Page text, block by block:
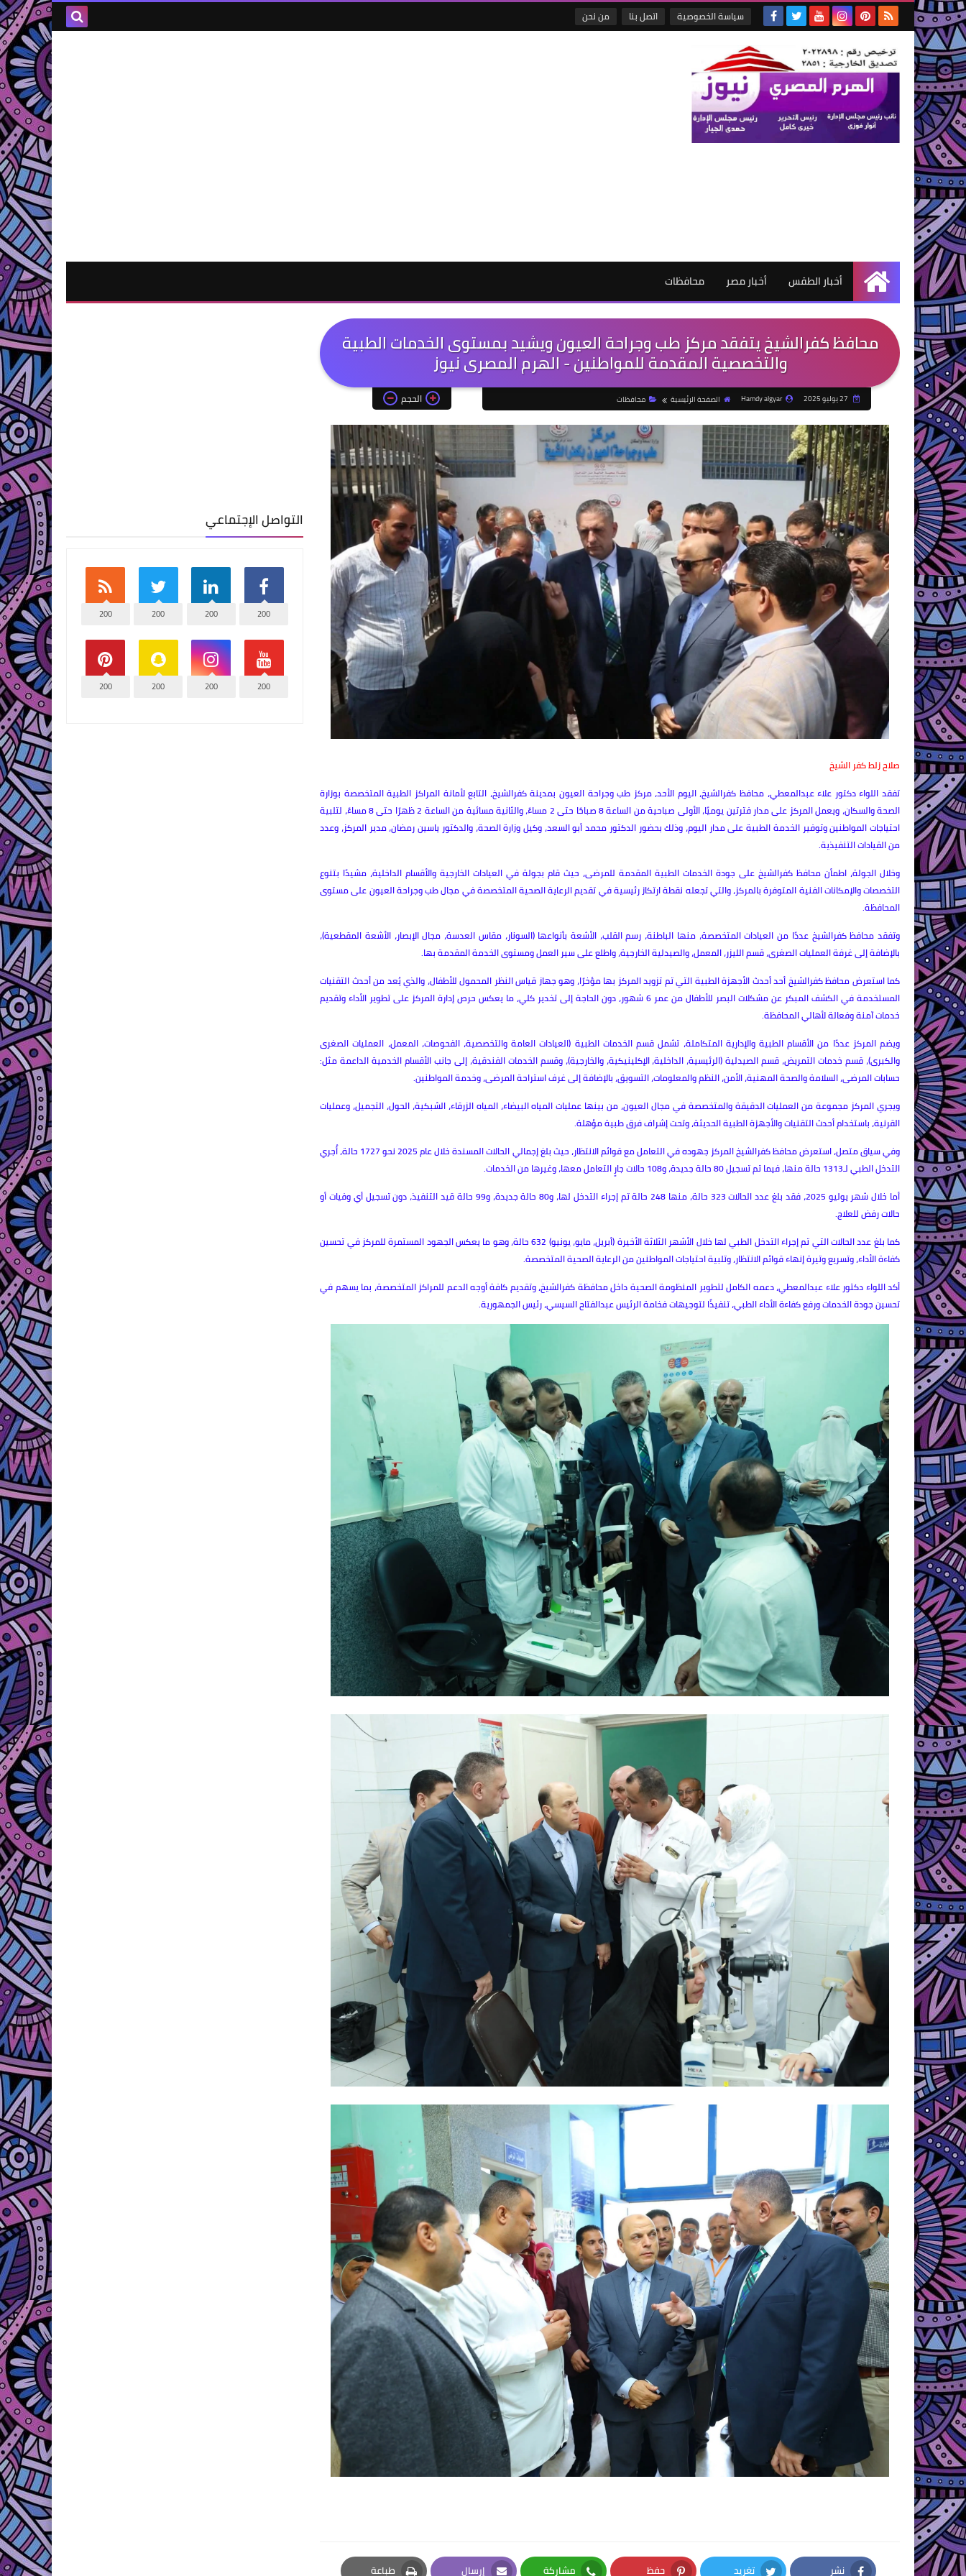
سياسة الخصوصية اتصل بنا من نحن
الرئيسية
أخبار الطقس أخبار مصر محافظات
محافظ كفرالشيخ يتفقد مركز طب وجراحة العيون ويشيد بمستوى الخدمات الطبية
والتخصصية المقدمة للمواطنين - الهرم المصرى نيوز
Hamdy algyar الصفحة الرئيسية محافظات الحجم
صلاح زلط كفر الشيخ
تفقد اللواء دكتور علاء عبدالمعطي، محافظ كفرالشيخ، اليوم الأحد، مركز طب وجراحة العيون بمدينة كفرالشيخ، التابع لأمانة المراكز الطبية المتخصصة بوزارة
الصحة والسكان، ويعمل المركز على مدار فترتين يوميًا، الأولى صباحية من الساعة 8 صباحًا حتى 2 مساءً، والثانية مسائية من الساعة 2 ظهرًا حتى 8 مساءً، لتلبية
احتياجات المواطنين وتوفير الخدمة الطبية على مدار اليوم، وذلك بحضور الدكتور محمد أبو السعد، وكيل وزارة الصحة، والدكتور ياسين رمضان، مدير المركز، وعدد
من القيادات التنفيذية.
وخلال الجولة، اطمأن محافظ كفرالشيخ على جودة الخدمات الطبية المقدمة للمرضى، حيث قام بجولة في العيادات الخارجية والأقسام الداخلية، مشيدًا بتنوع
التخصصات والإمكانات الفنية المتوفرة بالمركز، والتي تجعله نقطة ارتكاز رئيسية في تقديم الرعاية الصحية المتخصصة في مجال طب وجراحة العيون على مستوى
المحافظة.
وتفقد محافظ كفرالشيخ عددًا من العيادات المتخصصة، منها الباطنة، رسم القلب، الأشعة بأنواعها (السونار، مقاس العدسة، مجال الإبصار، الأشعة المقطعية)،
بالإضافة إلى غرفة العمليات الصغرى، قسم الليزر، المعمل، والصيدلية الخارجية، واطلع على سير العمل ومستوى الخدمة المقدمة بها.
كما استعرض محافظ كفرالشيخ أحد أحدث الأجهزة الطبية التي تم تزويد المركز بها مؤخرًا، وهو جهاز قياس النظر المحمول للأطفال، والذي يُعد من أحدث التقنيات
المستخدمة في الكشف المبكر عن مشكلات البصر للأطفال من عمر 6 شهور، دون الحاجة إلى تخدير كلي، ما يعكس حرص إدارة المركز على تطوير الأداء وتقديم
خدمات آمنة وفعالة لأهالي المحافظة.
ويضم المركز عددًا من الأقسام الطبية والإدارية المتكاملة، تشمل قسم الخدمات الطبية (العيادات العامة والتخصصية، الفحوصات، المعمل، العمليات الصغرى
والكبرى)، قسم خدمات التمريض، قسم الصيدلية (الرئيسية، الداخلية، الإكلينيكية، والخارجية)، وقسم الخدمات الفندقية، إلى جانب الأقسام الخدمية الداعمة مثل:
حسابات المرضى، السلامة والصحة المهنية، الأمن، النظم والمعلومات، التسويق، بالإضافة إلى غرف استراحة المرضى، وخدمة المواطنين.
ويجري المركز مجموعة من العمليات الدقيقة والمتخصصة في مجال العيون، من بينها عمليات المياه البيضاء، المياه الزرقاء، الشبكية، الحول، التجميل، وعمليات
القرنية، باستخدام أحدث التقنيات والأجهزة الطبية الحديثة، وتحت إشراف فرق طبية مؤهلة.
وفي سياق متصل، استعرض محافظ كفرالشيخ المركز جهوده في التعامل مع قوائم الانتظار، حيث بلغ إجمالي الحالات المسندة خلال عام 2025 نحو 1727 حالة، أُجري
التدخل الطبي لـ1313 حالة منها، فيما تم تسجيل 80 حالة جديدة، و108 حالات جارٍ التعامل معها، وغيرها من الخدمات.
أما خلال شهر يوليو 2025، فقد بلغ عدد الحالات 323 حالة، منها 248 حالة تم إجراء التدخل لها، و80 حالة جديدة، و99 حالة قيد التنفيذ، دون تسجيل أي وفيات أو
حالات رفض للعلاج.
كما بلغ عدد الحالات التي تم إجراء التدخل الطبي لها خلال الأشهر الثلاثة الأخيرة (أبريل، مايو، يونيو) 632 حالة، وهو ما يعكس الجهود المستمرة للمركز في تحسين
كفاءة الأداء، وتسريع وتيرة إنهاء قوائم الانتظار، وتلبية احتياجات المواطنين من الرعاية الصحية المتخصصة.
أكد اللواء دكتور علاء عبدالمعطي، دعمه الكامل لتطوير المنظومة الصحية داخل محافظة كفرالشيخ، وتقديم كافة أوجه الدعم للمراكز المتخصصة، بما يسهم في
تحسين جودة الخدمات ورفع كفاءة الأداء الطبي، تنفيذًا لتوجيهات فخامة الرئيس عبدالفتاح السيسي، رئيس الجمهورية.
نشر تغريد حفظ مشاركة إرسال طباعة
التواصل الإجتماعي
200
200
200
200
200
200
200
200